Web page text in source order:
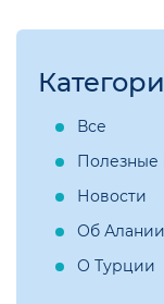
Все
Полезные
Новости
Об Алании
О Турции